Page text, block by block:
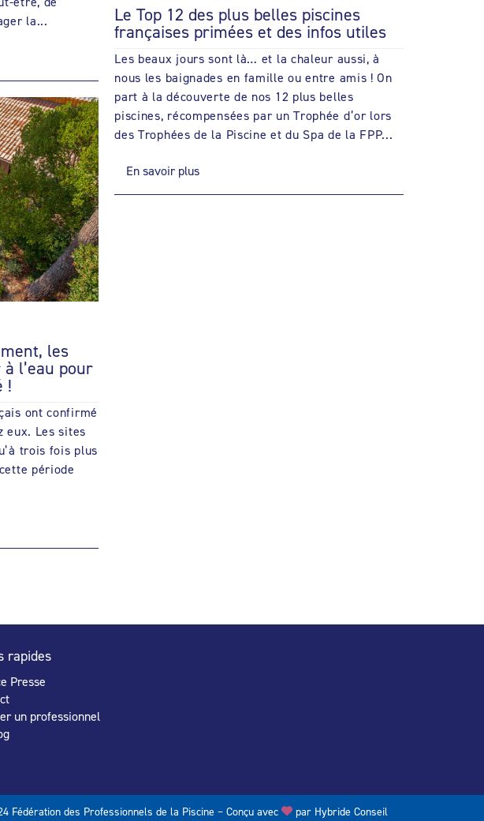
la...
Le Top 12 des plus belles piscines
françaises primées et des infos utiles
Les beaux jours sont là… et la chaleur aussi, à
nous les baignades en famille ou entre amis ! On
part à la découverte de nos 12 plus belles
piscines, récompensées par un Trophée d’or lors
des Trophées de la Piscine et du Spa de la FPP...
En savoir plus
les
l’eau pour
!
ont confirmé
eux. Les sites
trois fois plus
période
rapides
Presse
un professionnel
Fédération des Professionnels de la Piscine – Conçu avec par Hybride Conseil